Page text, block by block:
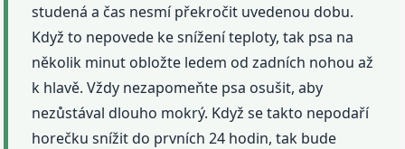
studená a čas nesmí překročit uvedenou dobu.
Když to nepovede ke snížení teploty, tak psa na
několik minut obložte ledem od zadních nohou až
k hlavě. Vždy nezapomeňte psa osušit, aby
nezůstával dlouho mokrý. Když se takto nepodaří
horečku snížit do prvních 24 hodin, tak bude